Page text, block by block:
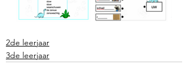
2de leerjaar
3de leerjaar